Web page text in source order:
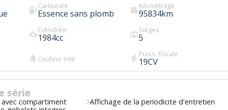
Carburant
Essence sans plomb
Kilométrage
95834km
Cylindrée
1984cc
Sièges
5
Couleur inté
Puiss. fiscale
19CV
série
compartiment
Affichage de la periodicite d'entretien